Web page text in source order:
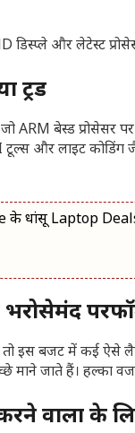
और लेटेस्ट
ट्रेंड
बेस्ड प्रोसेसर
AI टूल्स और लाइट
के धांसू Laptop
इस बजट में कई ऐसे
जाते हैं। हल्का
वालों के